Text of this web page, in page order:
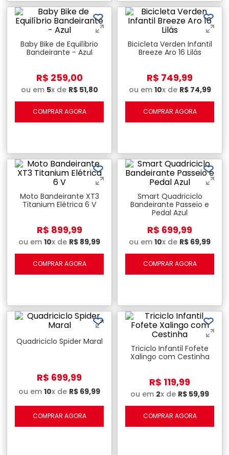
Baby Bike de Equilíbrio
Bandeirante - Azul
R$ 259,00
ou em 5x de R$ 51,80
COMPRAR AGORA
Bicicleta Verden Infantil
Breeze Aro 16 Lilás
R$ 749,99
ou em 10x de R$ 74,99
COMPRAR AGORA
Moto Bandeirante XT3
Titanium Elétrica 6 V
R$ 899,99
ou em 10x de R$ 89,99
COMPRAR AGORA
Smart Quadriciclo
Bandeirante Passeio e
Pedal Azul
R$ 699,99
ou em 10x de R$ 69,99
COMPRAR AGORA
Quadriciclo Spider Maral
R$ 699,99
ou em 10x de R$ 69,99
COMPRAR AGORA
Triciclo Infantil Fofete
Xalingo com Cestinha
R$ 119,99
ou em 2x de R$ 59,99
COMPRAR AGORA